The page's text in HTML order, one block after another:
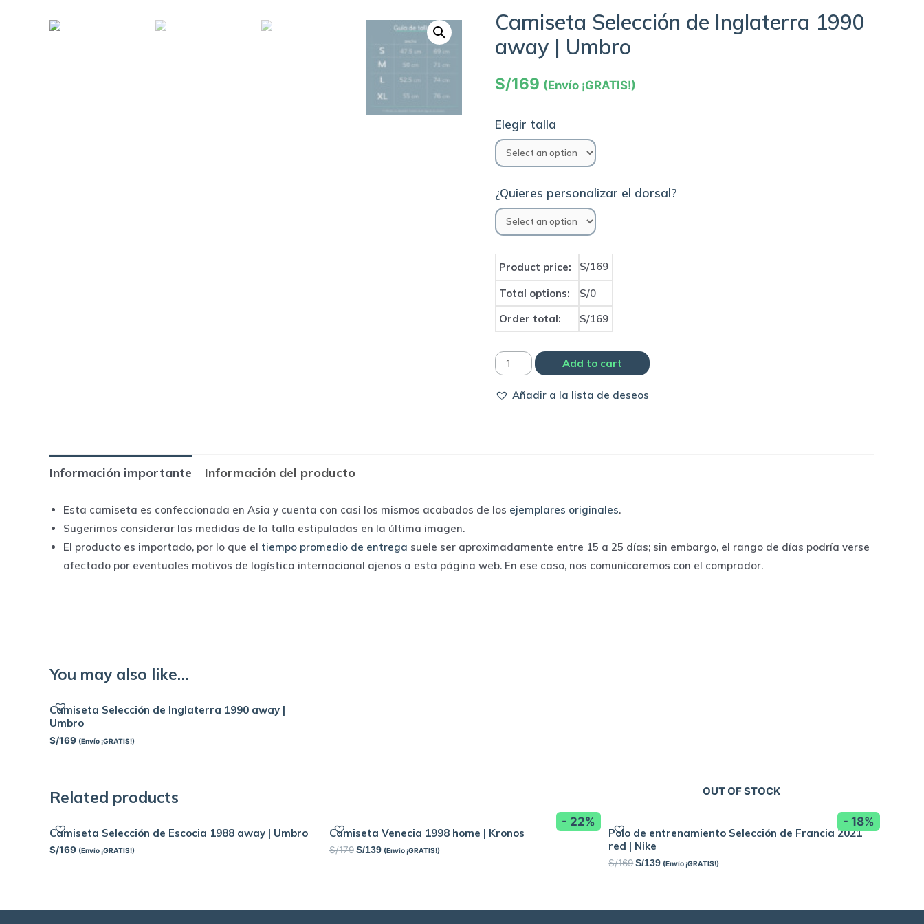
Camiseta Selección de Inglaterra 1990
away | Umbro
S/169 (Envío ¡GRATIS!)
Elegir talla
¿Quieres personalizar el dorsal?
Product price: S/169
Total options:
S/0
Order total:
S/169
Camiseta
de
quantity
Add to cart
Añadir a la lista de deseos
Información importante Información del producto
Esta camiseta es confeccionada en Asia y cuenta con casi los mismos acabados de los ejemplares originales.
Sugerimos considerar las medidas de la talla estipuladas en la última imagen.
El producto es importado, por lo que el tiempo promedio de entrega suele ser aproximadamente entre 15 a 25 días; sin embargo, el rango de días podría verse
afectado por eventuales motivos de logística internacional ajenos a esta página web. En ese caso, nos comunicaremos con el comprador.
You may also like…
Camiseta Selección de Inglaterra 1990 away |
Umbro
S/169 (Envío ¡GRATIS!)
Related products
Camiseta Selección de Escocia 1988 away | Umbro
S/169 (Envío ¡GRATIS!)
- 22%
Camiseta Venecia 1998 home | Kronos
S/179 S/139 (Envío ¡GRATIS!)
- 18%
OUT OF STOCK
Polo de entrenamiento Selección de Francia 2021
red | Nike
S/169 S/139 (Envío ¡GRATIS!)